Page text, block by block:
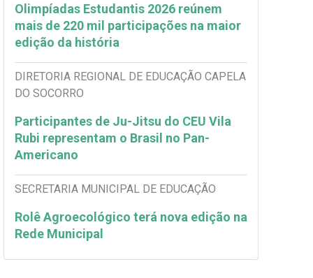
Olimpíadas Estudantis 2026 reúnem
mais de 220 mil participações na maior
edição da história
DIRETORIA REGIONAL DE EDUCAÇÃO CAPELA
DO SOCORRO
Participantes de Ju-Jitsu do CEU Vila
Rubi representam o Brasil no Pan-
Americano
SECRETARIA MUNICIPAL DE EDUCAÇÃO
Rolê Agroecológico terá nova edição na
Rede Municipal